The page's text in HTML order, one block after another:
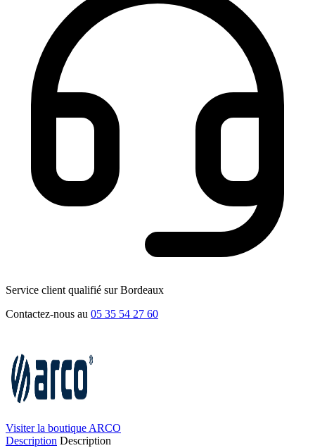
Service client qualifié sur Bordeaux
Contactez-nous au 05 35 54 27 60
Visiter la boutique ARCO
Description Description